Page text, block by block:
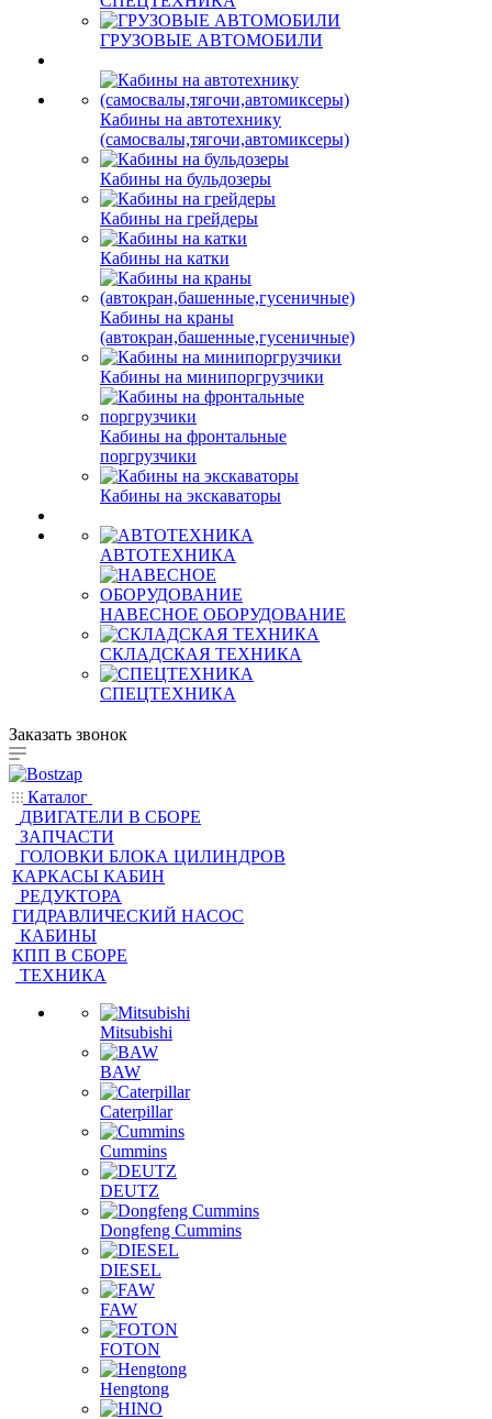
ГРУЗОВЫЕ АВТОМОБИЛИ
Кабины на автотехнику
(самосвалы,тягочи,автомиксеры)
Кабины на бульдозеры
Кабины на грейдеры
Кабины на катки
Кабины на краны
(автокран,башенные,гусеничные)
Кабины на минипоргрузчики
Кабины на фронтальные
поргрузчики
Кабины на экскаваторы
АВТОТЕХНИКА
НАВЕСНОЕ ОБОРУДОВАНИЕ
СКЛАДСКАЯ ТЕХНИКА
СПЕЦТЕХНИКА
Каталог
ДВИГАТЕЛИ В СБОРЕ
ЗАПЧАСТИ
ГОЛОВКИ БЛОКА ЦИЛИНДРОВ
КАРКАСЫ КАБИН
РЕДУКТОРА
ГИДРАВЛИЧЕСКИЙ НАСОС
КАБИНЫ
КПП В СБОРЕ
ТЕХНИКА
Mitsubishi
BAW
Caterpillar
Cummins
DEUTZ
Dongfeng Cummins
DIESEL
FAW
FOTON
Hengtong
HINO